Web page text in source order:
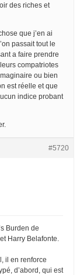
des riches et
que j’en ai
passait tout le
a faire prendre
compatriotes
ou bien
est réelle et que
indice probant
#5720
Burden de
Harry Belafonte.
il en renforce
d’abord, qui est